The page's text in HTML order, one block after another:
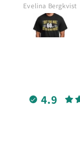
Evelina Bergkvist
4.9